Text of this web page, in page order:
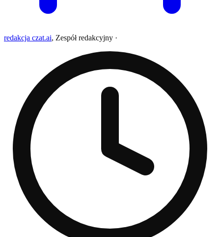
redakcja czat.ai, Zespół redakcyjny ·